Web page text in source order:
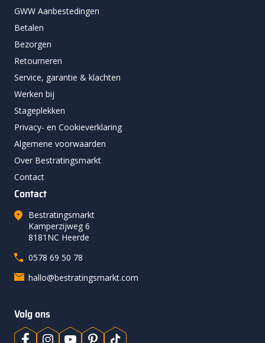
GWW Aanbestedingen
Betalen
Bezorgen
Retourneren
Service, garantie & klachten
Werken bij
Stageplekken
Privacy- en Cookieverklaring
Algemene voorwaarden
Over Bestratingsmarkt
Contact
Contact
Bestratingsmarkt
Kamperzijweg 6
8181NC Heerde
0578 69 50 78
hallo@bestratingsmarkt.com
Volg ons